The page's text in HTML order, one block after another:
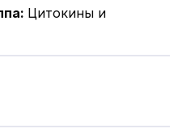
: Цитокины и